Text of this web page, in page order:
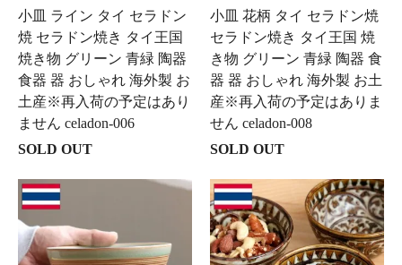
小皿 ライン タイ セラドン
焼 セラドン焼き タイ王国
焼き物 グリーン 青緑 陶器
食器 器 おしゃれ 海外製 お
土産※再入荷の予定はあり
ません celadon-006
SOLD OUT
小皿 花柄 タイ セラドン焼
セラドン焼き タイ王国 焼
き物 グリーン 青緑 陶器 食
器 器 おしゃれ 海外製 お土
産※再入荷の予定はありま
せん celadon-008
SOLD OUT